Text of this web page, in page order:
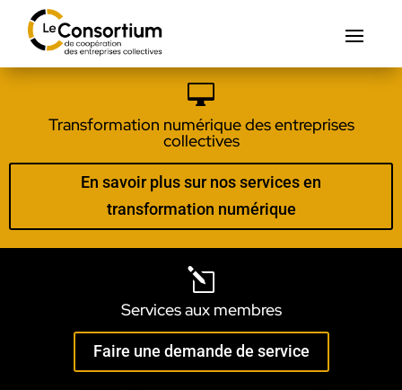

Transformation numérique des entreprises
collectives
En savoir plus sur nos services en
transformation numérique
l
Services aux membres
Faire une demande de service